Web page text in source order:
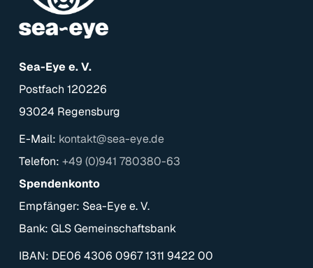
Sea-Eye e. V.
Postfach 120226
93024 Regensburg
E-Mail: kontakt@sea-eye.de
Telefon: +49 (0)941 780380-63
Spendenkonto
Empfänger: Sea-Eye e. V.
Bank: GLS Gemeinschaftsbank
IBAN: DE06 4306 0967 1311 9422 00